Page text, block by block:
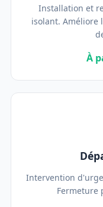
Installation et
isolant.
À
Intervention
Fermeture